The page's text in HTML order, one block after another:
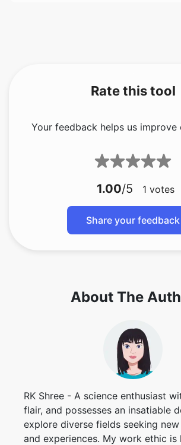
Rate this tool
Your feedback helps us improve
1.00/5 1 votes
Share your feedback
About The
RK Shree - A science enthusiast
flair, and possesses an insatiable
explore diverse fields seeking
and experiences. My work ethic is